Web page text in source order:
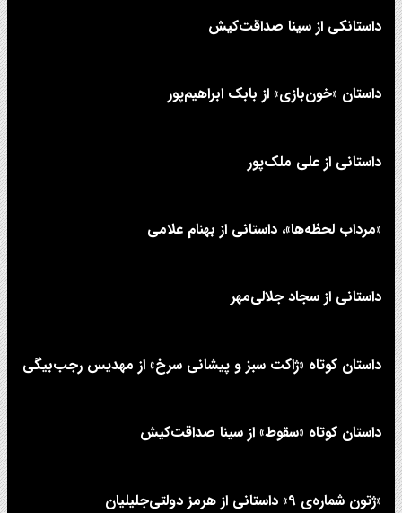
داستانکی از سینا صداقت‌کیش
داستان «خون‌بازی» از بابک ابراهیم‌پور
داستانی از علی‌ ملک‌پور
«مرداب لحظه‌ها»، داستانی از بهنام علامی
داستانی از سجاد جلالی‌مهر
داستان کوتاه «ژاکت سبز و پیشانی سرخ» از مهدیس رجب‌بیگی
داستان کوتاه «سقوط» از سینا صداقت‌کیش
«ژتون شماره‌ی ۹» داستانی از هرمز دولتی‌جلیلیان